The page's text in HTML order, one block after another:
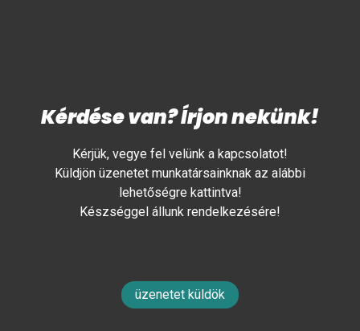
Kérdése van? Írjon nekünk!
Kérjük, vegye fel velünk a kapcsolatot!
Küldjön üzenetet munkatársainknak az alábbi
lehetőségre kattintva!
Készséggel állunk rendelkezésére!
üzenetet küldök